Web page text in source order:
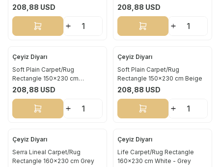
208,88 USD
Sepete Ekle
208,88 USD
Sepete Ekle
Yeni
Çeyiz Diyarı
Soft Plain Carpet/Rug
Rectangle 150x230 cm
Antrachite
208,88 USD
Sepete Ekle
Yeni
Çeyiz Diyarı
Soft Plain Carpet/Rug
Rectangle 150x230 cm Beige
208,88 USD
Sepete Ekle
Yeni
Çeyiz Diyarı
Serra Lineal Carpet/Rug
Rectangle 160x230 cm Grey
Yeni
Çeyiz Diyarı
Life Carpet/Rug Rectangle
160x230 cm White - Grey